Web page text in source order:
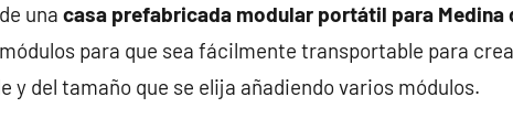
una casa prefabricada modular portátil para Medina
para que sea fácilmente transportable para
y del tamaño que se elija añadiendo varios módulos.